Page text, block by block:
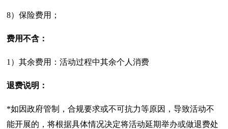
8）保险费用；
费用不含：
1）其余费用：活动过程中其余个人消费
退费说明：
*如因政府管制，合规要求或不可抗力等原因，导致活动不
能开展的，将根据具体情况决定将活动延期举办或做退费处